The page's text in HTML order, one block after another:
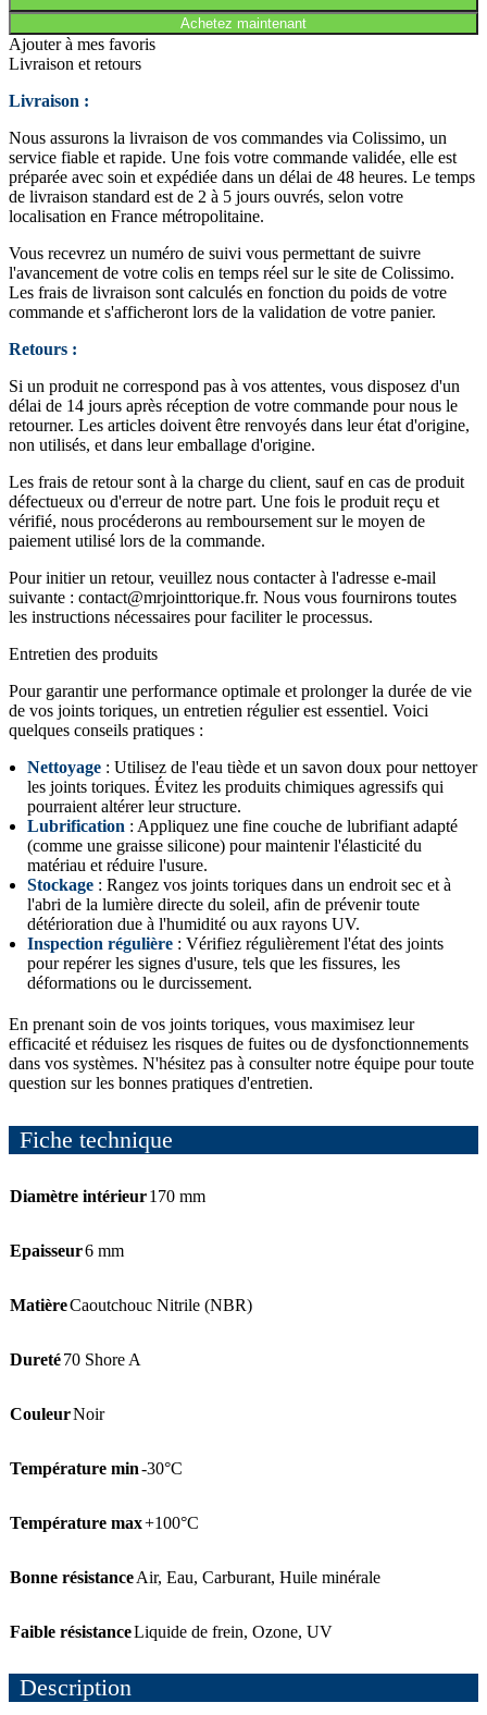
Achetez maintenant
Ajouter à mes favoris
Livraison et retours
Livraison :
Nous assurons la livraison de vos commandes via Colissimo, un
service fiable et rapide. Une fois votre commande validée, elle est
préparée avec soin et expédiée dans un délai de 48 heures. Le temps
de livraison standard est de 2 à 5 jours ouvrés, selon votre
localisation en France métropolitaine.
Vous recevrez un numéro de suivi vous permettant de suivre
l'avancement de votre colis en temps réel sur le site de Colissimo.
Les frais de livraison sont calculés en fonction du poids de votre
commande et s'afficheront lors de la validation de votre panier.
Retours :
Si un produit ne correspond pas à vos attentes, vous disposez d'un
délai de 14 jours après réception de votre commande pour nous le
retourner. Les articles doivent être renvoyés dans leur état d'origine,
non utilisés, et dans leur emballage d'origine.
Les frais de retour sont à la charge du client, sauf en cas de produit
défectueux ou d'erreur de notre part. Une fois le produit reçu et
vérifié, nous procéderons au remboursement sur le moyen de
paiement utilisé lors de la commande.
Pour initier un retour, veuillez nous contacter à l'adresse e-mail
suivante : contact@mrjointtorique.fr. Nous vous fournirons toutes
les instructions nécessaires pour faciliter le processus.
Entretien des produits
Pour garantir une performance optimale et prolonger la durée de vie
de vos joints toriques, un entretien régulier est essentiel. Voici
quelques conseils pratiques :
Nettoyage : Utilisez de l'eau tiède et un savon doux pour nettoyer
les joints toriques. Évitez les produits chimiques agressifs qui
pourraient altérer leur structure.
Lubrification : Appliquez une fine couche de lubrifiant adapté
(comme une graisse silicone) pour maintenir l'élasticité du
matériau et réduire l'usure.
Stockage : Rangez vos joints toriques dans un endroit sec et à
l'abri de la lumière directe du soleil, afin de prévenir toute
détérioration due à l'humidité ou aux rayons UV.
Inspection régulière : Vérifiez régulièrement l'état des joints
pour repérer les signes d'usure, tels que les fissures, les
déformations ou le durcissement.
En prenant soin de vos joints toriques, vous maximisez leur
efficacité et réduisez les risques de fuites ou de dysfonctionnements
dans vos systèmes. N'hésitez pas à consulter notre équipe pour toute
question sur les bonnes pratiques d'entretien.
Fiche technique
Diamètre intérieur170 mm
Epaisseur6 mm
MatièreCaoutchouc Nitrile (NBR)
Dureté70 Shore A
CouleurNoir
Température min-30°C
Température max+100°C
Bonne résistanceAir, Eau, Carburant, Huile minérale
Faible résistanceLiquide de frein, Ozone, UV
Description